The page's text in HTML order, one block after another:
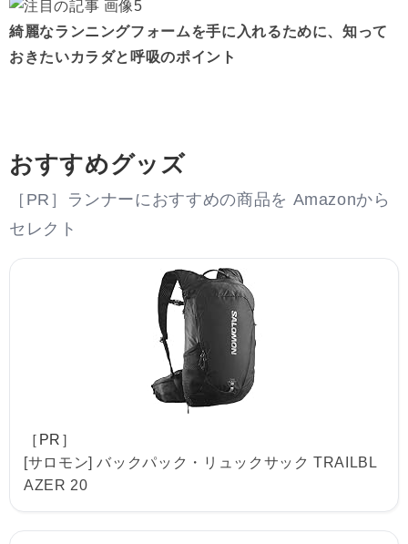
綺麗なランニングフォームを手に入れるために、知って
おきたいカラダと呼吸のポイント
おすすめグッズ
［PR］ランナーにおすすめの商品を Amazonから
セレクト
［PR］
[サロモン] バックパック・リュックサック TRAILBL
AZER 20